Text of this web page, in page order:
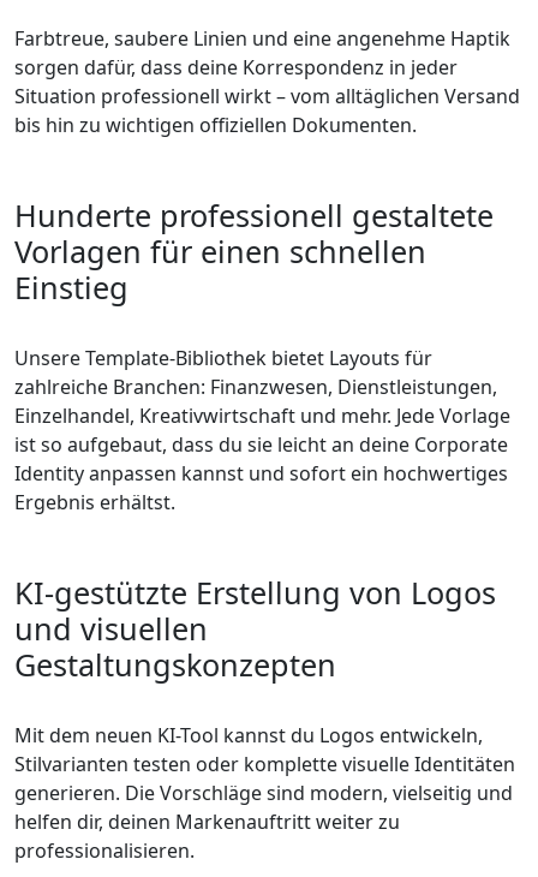
Farbtreue, saubere Linien und eine angenehme Haptik
sorgen dafür, dass deine Korrespondenz in jeder
Situation professionell wirkt – vom alltäglichen Versand
bis hin zu wichtigen offiziellen Dokumenten.
Hunderte professionell gestaltete
Vorlagen für einen schnellen
Einstieg
Unsere Template-Bibliothek bietet Layouts für
zahlreiche Branchen: Finanzwesen, Dienstleistungen,
Einzelhandel, Kreativwirtschaft und mehr. Jede Vorlage
ist so aufgebaut, dass du sie leicht an deine Corporate
Identity anpassen kannst und sofort ein hochwertiges
Ergebnis erhältst.
KI-gestützte Erstellung von Logos
und visuellen
Gestaltungskonzepten
Mit dem neuen KI-Tool kannst du Logos entwickeln,
Stilvarianten testen oder komplette visuelle Identitäten
generieren. Die Vorschläge sind modern, vielseitig und
helfen dir, deinen Markenauftritt weiter zu
professionalisieren.